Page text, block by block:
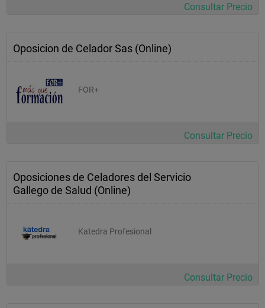
Consultar Precio
Oposicion de Celador Sas (Online)
FOR+
Consultar Precio
Oposiciones de Celadores del Servicio
Gallego de Salud (Online)
Katedra Profesional
Consultar Precio